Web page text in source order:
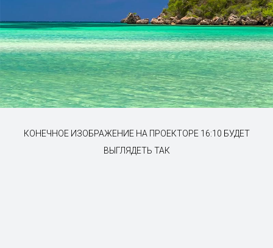
КОНЕЧНОЕ ИЗОБРАЖЕНИЕ НА ПРОЕКТОРЕ 16:10 БУДЕТ
ВЫГЛЯДЕТЬ ТАК